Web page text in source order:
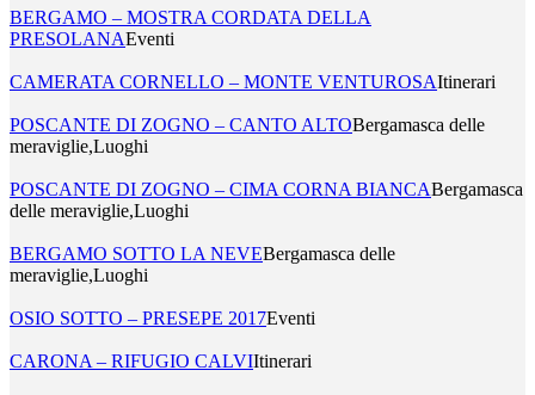
BERGAMO – MOSTRA CORDATA DELLA
PRESOLANAEventi
CAMERATA CORNELLO – MONTE VENTUROSAItinerari
POSCANTE DI ZOGNO – CANTO ALTOBergamasca delle
meraviglie,Luoghi
POSCANTE DI ZOGNO – CIMA CORNA BIANCABergamasca
delle meraviglie,Luoghi
BERGAMO SOTTO LA NEVEBergamasca delle
meraviglie,Luoghi
OSIO SOTTO – PRESEPE 2017Eventi
CARONA – RIFUGIO CALVIItinerari